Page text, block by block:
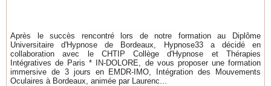
Après le succès rencontré lors de notre formation au Diplôme
Universitaire d'Hypnose de Bordeaux, Hypnose33 a décidé en
collaboration avec le CHTIP Collège d'Hypnose et Thérapies
Intégratives de Paris * IN-DOLORE, de vous proposer une formation
immersive de 3 jours en EMDR-IMO, Intégration des Mouvements
Oculaires à Bordeaux, animée par Laurenc...